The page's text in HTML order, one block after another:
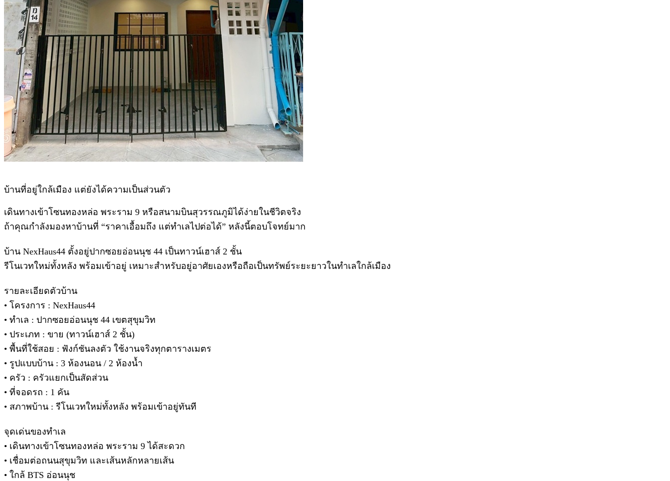
บ้านที่อยู่ใกล้เมือง แต่ยังได้ความเป็นส่วนตัว
เดินทางเข้าโซนทองหล่อ พระราม 9 หรือสนามบินสุวรรณภูมิได้ง่ายในชีวิตจริง
ถ้าคุณกำลังมองหาบ้านที่ “ราคาเอื้อมถึง แต่ทำเลไปต่อได้” หลังนี้ตอบโจทย์มาก
บ้าน NexHaus44 ตั้งอยู่ปากซอยอ่อนนุช 44 เป็นทาวน์เฮาส์ 2 ชั้น
รีโนเวทใหม่ทั้งหลัง พร้อมเข้าอยู่ เหมาะสำหรับอยู่อาศัยเองหรือถือเป็นทรัพย์ระยะยาวในทำเลใกล้เมือง
รายละเอียดตัวบ้าน
• โครงการ : NexHaus44
• ทำเล : ปากซอยอ่อนนุช 44 เขตสุขุมวิท
• ประเภท : ขาย (ทาวน์เฮาส์ 2 ชั้น)
• พื้นที่ใช้สอย : ฟังก์ชันลงตัว ใช้งานจริงทุกตารางเมตร
• รูปแบบบ้าน : 3 ห้องนอน / 2 ห้องน้ำ
• ครัว : ครัวแยกเป็นสัดส่วน
• ที่จอดรถ : 1 คัน
• สภาพบ้าน : รีโนเวทใหม่ทั้งหลัง พร้อมเข้าอยู่ทันที
จุดเด่นของทำเล
• เดินทางเข้าโซนทองหล่อ พระราม 9 ได้สะดวก
• เชื่อมต่อถนนสุขุมวิท และเส้นหลักหลายเส้น
• ใกล้ BTS อ่อนนุช